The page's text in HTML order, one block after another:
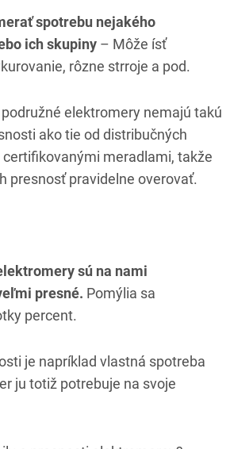
spotrebu nejakého
ich skupiny – Môže ísť
rôzne strroje a pod.
elektromery nemajú takú
ako tie od distribučných
meradlami, takže
presnosť pravidelne overovať.
sú na nami
presné. Pomýlia sa
percent.
je napríklad vlastná spotreba
ju totiž potrebuje na svoje